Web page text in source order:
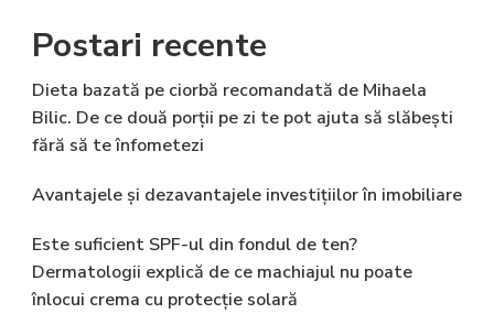
Postari recente
Dieta bazată pe ciorbă recomandată de Mihaela
Bilic. De ce două porții pe zi te pot ajuta să slăbești
fără să te înfometezi
Avantajele și dezavantajele investițiilor în imobiliare
Este suficient SPF-ul din fondul de ten?
Dermatologii explică de ce machiajul nu poate
înlocui crema cu protecție solară